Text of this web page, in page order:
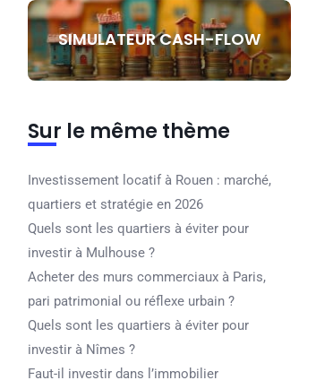
SIMULATEUR CASH-FLOW
Sur le même thème
Investissement locatif à Rouen : marché,
quartiers et stratégie en 2026
Quels sont les quartiers à éviter pour
investir à Mulhouse ?
Acheter des murs commerciaux à Paris,
pari patrimonial ou réflexe urbain ?
Quels sont les quartiers à éviter pour
investir à Nîmes ?
Faut-il investir dans l’immobilier